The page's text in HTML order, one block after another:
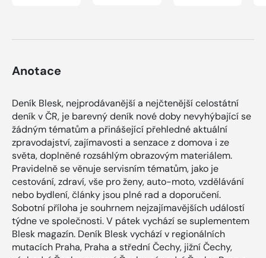
Anotace
Deník Blesk, nejprodávanější a nejčtenější celostátní
deník v ČR, je barevný deník nové doby nevyhýbající se
žádným tématům a přinášející přehledné aktuální
zpravodajství, zajímavosti a senzace z domova i ze
světa, doplněné rozsáhlým obrazovým materiálem.
Pravidelně se věnuje servisním tématům, jako je
cestování, zdraví, vše pro ženy, auto-moto, vzdělávání
nebo bydlení, články jsou plné rad a doporučení.
Sobotní příloha je souhrnem nejzajímavějších událostí
týdne ve společnosti. V pátek vychází se suplementem
Blesk magazín. Deník Blesk vychází v regionálních
mutacích Praha, Praha a střední Čechy, jižní Čechy,